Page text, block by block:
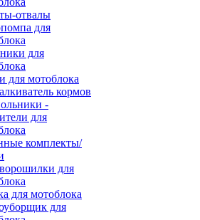
отвалы
для
для
для мотоблока
кормов
-
для
комплекты/
для
для мотоблока
для